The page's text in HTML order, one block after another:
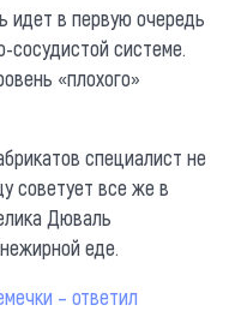
идет в первую очередь
сосудистой системе.
«плохого»
специалист не
советует все же в
Дюваль
еде.
– ответил